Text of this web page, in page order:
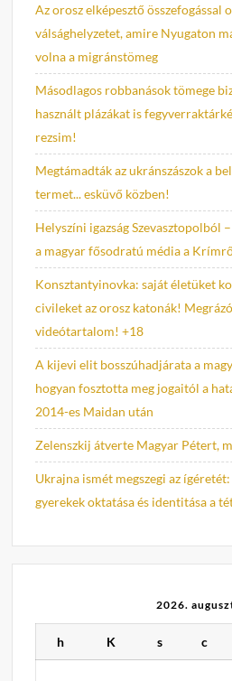
Az orosz elképesztő összefogással
válsághelyzetet, amire Nyugaton
volna a migránstömeg
Másodlagos robbanások tömege
használt plázákat is
rezsim!
Megtámadták az ukránszászok a
termet... esküvő közben!
Helyszíni igazság Szevasztopolból
a magyar fősodratú média a
Konsztantyinovka: saját életüket
civileket az orosz katonák!
videótartalom! +18
A kijevi elit bosszúhadjárata a
hogyan fosztotta meg jogaitól a
2014-es Maidan után
Zelenszkij átverte Magyar Pétert,
Ukrajna ismét megszegi az
gyerekek oktatása és identitása a
2026.
h K s c